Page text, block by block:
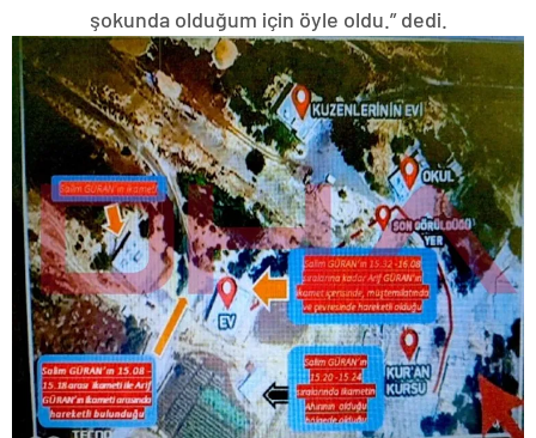
şokunda olduğum için öyle oldu.” dedi.